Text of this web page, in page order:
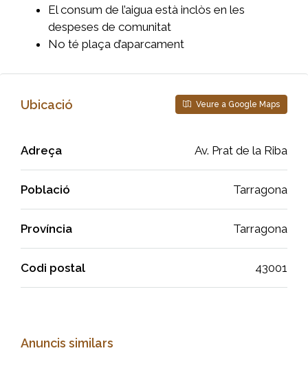
El consum de l’aigua està inclòs en les
despeses de comunitat
No té plaça d’aparcament
Ubicació Veure a Google Maps
Adreça Av. Prat de la Riba
Població Tarragona
Província Tarragona
Codi postal 43001
Anuncis similars